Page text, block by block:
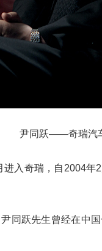
尹同跃——奇瑞汽
入奇瑞，自2004年
跃先生曾经在中国